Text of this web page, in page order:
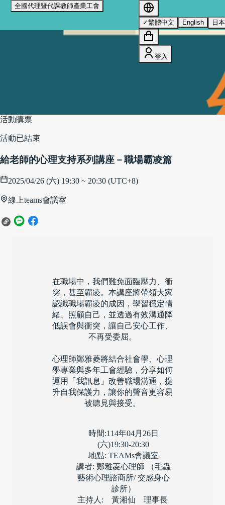
我們使用 cookies 來提升您的瀏覽體驗並分析網站流量。
欲了解更多有關我們使用
cookies 的詳情，請參閱我們的隱私權政策。
全國代理暨代課教師產業工會
✓繁體中文 English 日
登入
活動購票
活動已結束
給老師的心理支持系列講座－職場霸凌篇
2025/04/26 (六) 19:30 ~ 20:30 (UTC+8)
線上teams會議室
在職場中，我們難免面臨壓力、衝
突，甚至霸凌。本講座將帶領大家
認識職場霸凌的成因，學習穩定情
緒、照顧自己，並透過有效溝通降
低誤會與衝突，讓自己安心工作、
不再受委屈。
心理師鄭雅菱將結合社會學、心理
學專業與多年工會經驗，分享如何
運用「我訊息」改善職場溝通，提
升自我保護力，讓你的聲音更容易
被聽見與接受。
時間:114年04月26日
(六)19:30-20:30
地點: TEAMs會議室
講者: 鄭雅菱心理師 （毛蟲
藝術心理諮商所/ 交感身心
診所）
主持人:　黃湘仙　理事長